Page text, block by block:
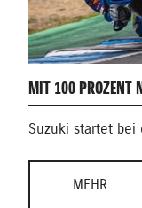
MIT 100 PROZENT
Suzuki startet bei
MEHR